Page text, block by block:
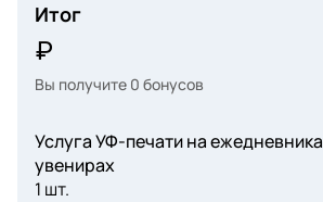
Итог
Вы получите 0 бонусов
Услуга УФ-печати на
увенирах
1 шт.